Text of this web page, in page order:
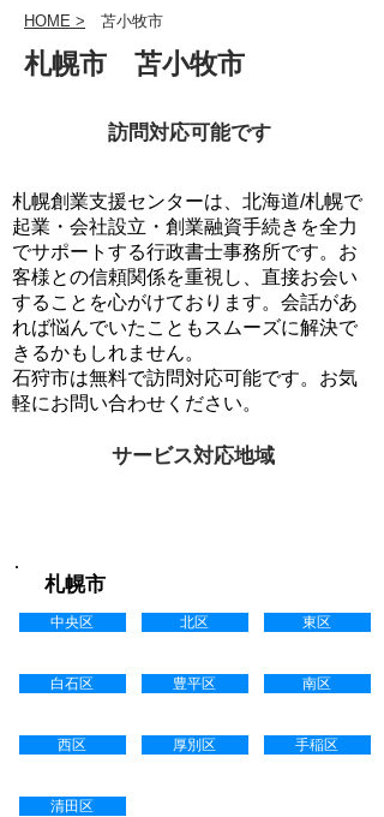
HOME > 苫小牧市
札幌市 苫小牧市
訪問対応可能です
札幌創業支援センターは、北海道/札幌で
起業・会社設立・創業融資手続きを全力
でサポートする行政書士事務所です。お
客様との信頼関係を重視し、直接お会い
することを心がけております。会話があ
れば悩んでいたこともスムーズに解決で
きるかもしれません。
石狩市は無料で訪問対応可能です。お気
軽にお問い合わせください。
サービス対応地域
札幌市
中央区
白石区
西区
清田区
北区
豊平区
厚別区
東区
南区
手稲区